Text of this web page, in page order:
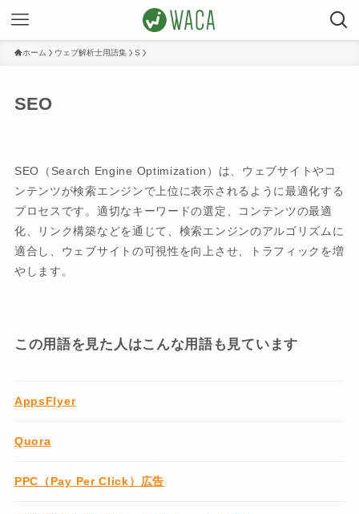
ホーム ウェブ解析士用語集 S
SEO
SEO（Search Engine Optimization）は、ウェブサイトやコ
ンテンツが検索エンジンで上位に表示されるように最適化する
プロセスです。適切なキーワードの選定、コンテンツの最適
化、リンク構築などを通じて、検索エンジンのアルゴリズムに
適合し、ウェブサイトの可視性を向上させ、トラフィックを増
やします。
この用語を見た人はこんな用語も見ています
AppsFlyer
Quora
PPC（Pay Per Click）広告